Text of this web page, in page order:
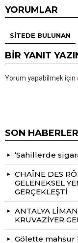
YORUMLAR
SITEDE BULUNAN
BIR YANIT
Yorum yapabilmek için
SON HABERLER
‘Sahillerde
CHAÎNE DES
GELENEKSEL
GERÇEKLEŞTİ
ANTALYA
KRUVAZİYER
Gölette mahsur